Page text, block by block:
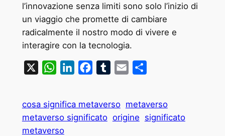
l’innovazione senza limiti sono solo l’inizio di
un viaggio che promette di cambiare
radicalmente il nostro modo di vivere e
interagire con la tecnologia.
WhatsAppLinkedInFacebookTumblrEmail
cosa significa metaverso metaverso
metaverso significato origine significato
metaverso